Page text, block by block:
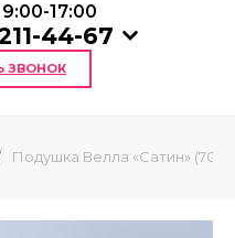
17:00
44-67
ЗВОНОК
Подушка Велла «Сатин»